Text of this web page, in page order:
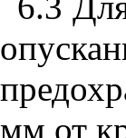
мм от